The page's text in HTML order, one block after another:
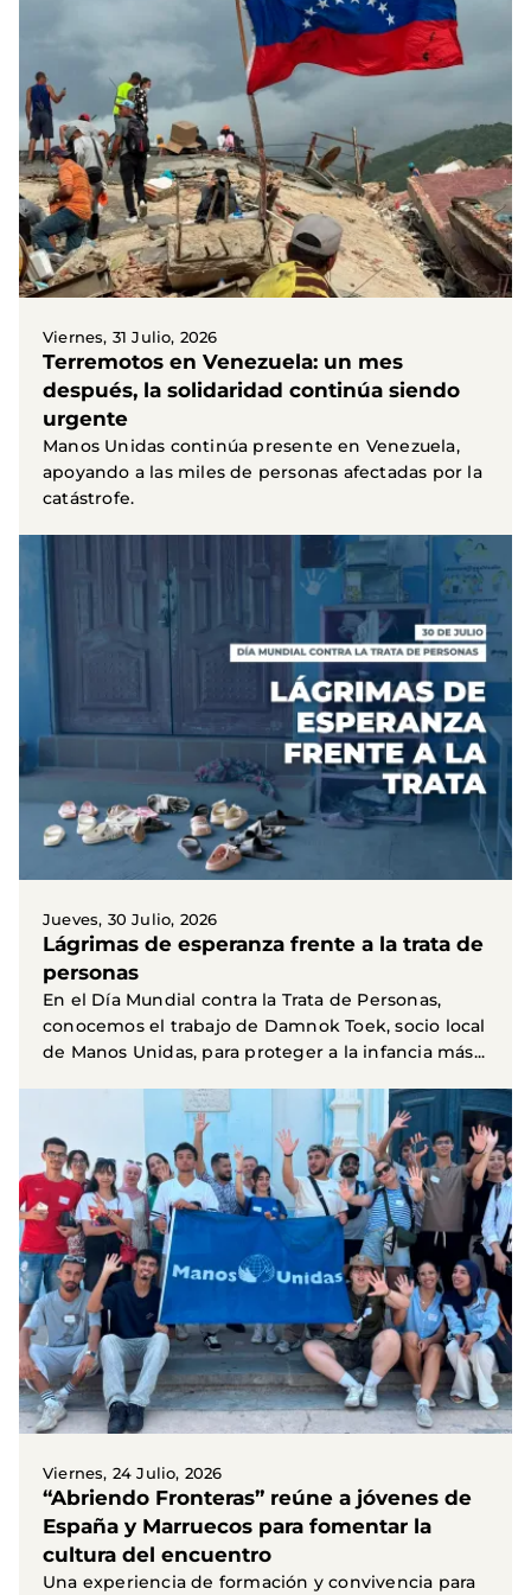
Viernes, 31 Julio, 2026
Terremotos en Venezuela: un mes
después, la solidaridad continúa siendo
urgente
Manos Unidas continúa presente en Venezuela,
apoyando a las miles de personas afectadas por la
catástrofe.
Jueves, 30 Julio, 2026
Lágrimas de esperanza frente a la trata de
personas
En el Día Mundial contra la Trata de Personas,
conocemos el trabajo de Damnok Toek, socio local
de Manos Unidas, para proteger a la infancia más...
Viernes, 24 Julio, 2026
“Abriendo Fronteras” reúne a jóvenes de
España y Marruecos para fomentar la
cultura del encuentro
Una experiencia de formación y convivencia para